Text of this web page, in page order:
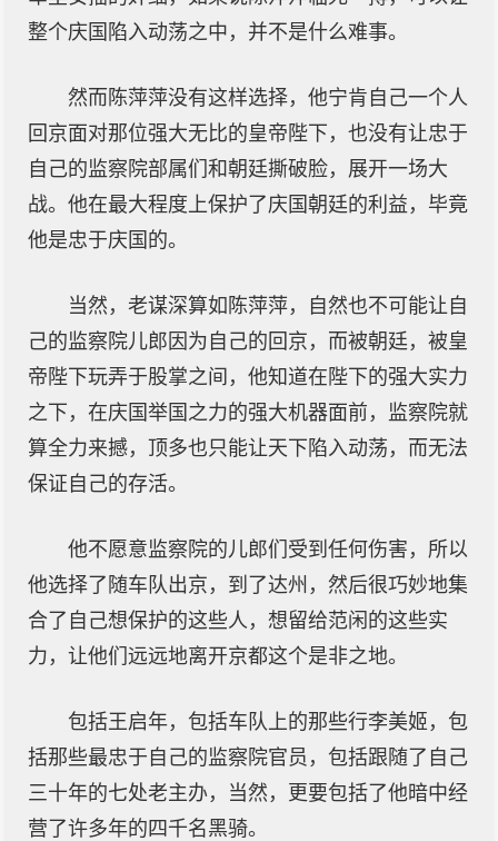
整个庆国陷入动荡之中，并不是什么难事。
然而陈萍萍没有这样选择，他宁肯自己一个人
回京面对那位强大无比的皇帝陛下，也没有让忠于
自己的监察院部属们和朝廷撕破脸，展开一场大
战。他在最大程度上保护了庆国朝廷的利益，毕竟
他是忠于庆国的。
当然，老谋深算如陈萍萍，自然也不可能让自
己的监察院儿郎因为自己的回京，而被朝廷，被皇
帝陛下玩弄于股掌之间，他知道在陛下的强大实力
之下，在庆国举国之力的强大机器面前，监察院就
算全力来撼，顶多也只能让天下陷入动荡，而无法
保证自己的存活。
他不愿意监察院的儿郎们受到任何伤害，所以
他选择了随车队出京，到了达州，然后很巧妙地集
合了自己想保护的这些人，想留给范闲的这些实
力，让他们远远地离开京都这个是非之地。
包括王启年，包括车队上的那些行李美姬，包
括那些最忠于自己的监察院官员，包括跟随了自己
三十年的七处老主办，当然，更要包括了他暗中经
营了许多年的四千名黑骑。